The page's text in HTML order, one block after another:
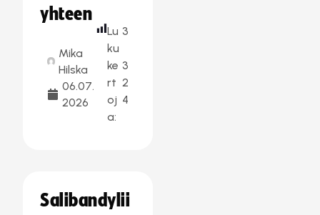
yhteen
Mika
Hilska
06.07.
2026
Lu
ku
ke
rt
oj
a:
3
3
2
4
Salibandylii